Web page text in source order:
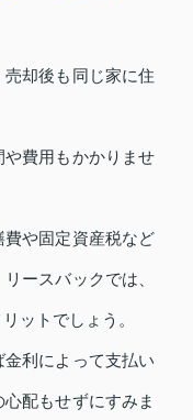
却後も同じ家に住
費用もかかりませ
や固定資産税など
ースバックでは、
ットでしょう。
利によって支払い
配もせずにすみま